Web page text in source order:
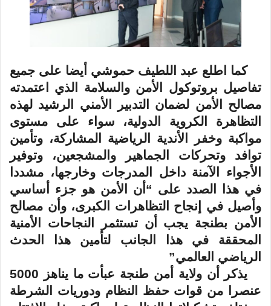
كما اطلع عبد اللطيف حموشي أيضا على جميع
تفاصيل بروتوكول الأمن والسلامة الذي اعتمدته
مصالح الأمن لضمان التدبير الأمني الرشيد لهذه
التظاهرة الكروية الدولية، سواء على مستوى
مواكبة وخفر الأندية الرياضية المشاركة، وتأمين
توافد وتحركات الجماهير والمشجعين، وتوفير
الأجواء الآمنة داخل المدرجات وخارجها، مشددا
في هذا الصدد على “أن الأمن هو جزء أساسي
وأصيل في إنجاح التظاهرات الكبرى، وأن مصالح
الأمن بطنجة يجب أن تستثمر النجاحات الأمنية
المحققة في هذا الجانب لتأمين هذا الحدث
الرياضي العالمي”
يذكر أن ولاية أمن طنجة عبأت ما يناهز 5000
عنصرا من قوات حفظ النظام ودوريات الشرطة